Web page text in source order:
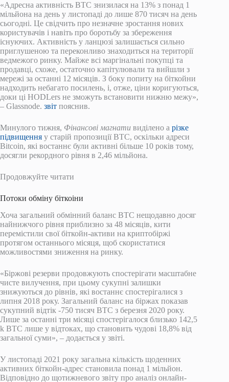
«Адресна активність BTC знизилася на 13% з понад 1
мільйона на день у листопаді до лише 870 тисяч на день
сьогодні. Це свідчить про незначне зростання нових
користувачів і навіть про боротьбу за збереження
існуючих. Активність у ланцюзі залишається сильно
приглушеною та переконливо знаходиться на території
ведмежого ринку. Майже всі маргінальні покупці та
продавці, схоже, остаточно капітулювали та вийшли з
мережі за останні 12 місяців. З боку попиту на біткойни
надходить небагато посилень, і, отже, ціни коригуються,
доки ці HODLers не зможуть встановити нижню межу»,
– Glassnode. звіт пояснив.
Минулого тижня, Фінансові магнати виділено а різке
підвищення у старій пропозиції BTC, оскільки адреси
Bitcoin, які востаннє були активні більше 10 років тому,
досягли рекордного рівня в 2,46 мільйона.
Продовжуйте читати
Потоки обміну біткоіни
Хоча загальний обмінний баланс BTC нещодавно досяг
найнижчого рівня приблизно за 48 місяців, кити
перемістили свої біткойн-активи на криптобіржі
протягом останнього місяця, щоб скористатися
можливостями зниження на ринку.
«Біржові резерви продовжують спостерігати масштабне
чисте вилучення, при цьому сукупні залишки
знижуються до рівнів, які востаннє спостерігалися з
липня 2018 року. Загальний баланс на біржах показав
сукупний відтік -750 тисяч BTC з березня 2020 року.
Лише за останні три місяці спостерігалося близько 142,5
k BTC лише у відтоках, що становить чудові 18,8% від
загальної суми», – додається у звіті.
У листопаді 2021 року загальна кількість щоденних
активних біткойн-адрес становила понад 1 мільйон.
Відповідно до щотижневого звіту про аналіз онлайн-